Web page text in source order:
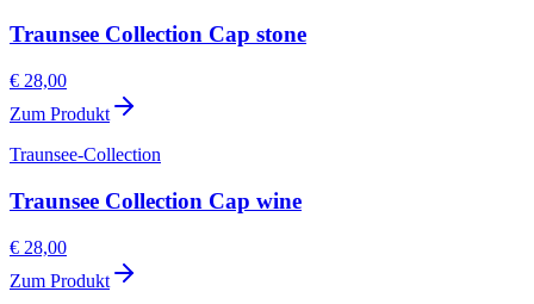
Traunsee Collection Cap stone
€ 28,00
Zum Produkt
Traunsee-Collection
Traunsee Collection Cap wine
€ 28,00
Zum Produkt